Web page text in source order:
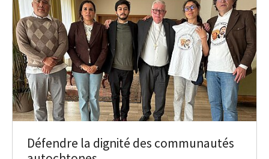
Défendre la dignité des communautés